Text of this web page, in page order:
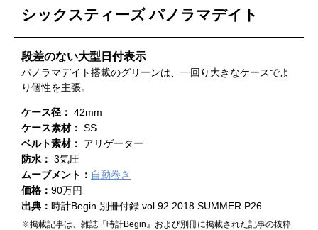
シックスティーズ パノラマデイト
段差のない大型日付表示
パノラマデイト搭載のグリーンは、一回り大きなケースでよ
り個性を主張。
ケース径： 42mm
ケース素材： SS
ベルト素材： アリゲーター
防水： 3気圧
ムーブメント： 自動巻き
価格： 90万円
出典： 時計Begin 別冊付録 vol.92 2018 SUMMER P26
※掲載記事は、雑誌『時計Begin』および別冊に掲載された記事の抜粋